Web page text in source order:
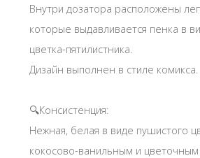
Внутри дозатора расположены
которые выдавливается пенка в
цветка-пятилистника.
Дизайн выполнен в стиле комикса.
🔍Консистенция:
Нежная, белая в виде пушистого
кокосово-ванильным и